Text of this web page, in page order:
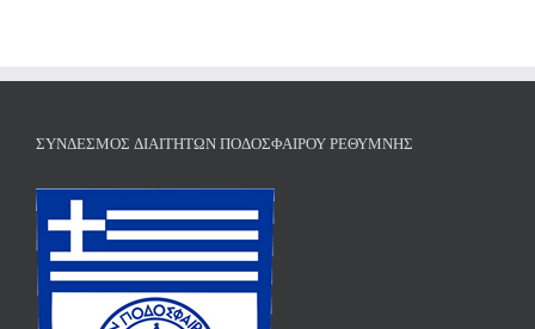
ΣΎΝΔΕΣΜΟΣ ΔΙΑΙΤΗΤΏΝ ΠΟΔΟΣΦΑΊΡΟΥ ΡΕΘΎΜΝΗΣ